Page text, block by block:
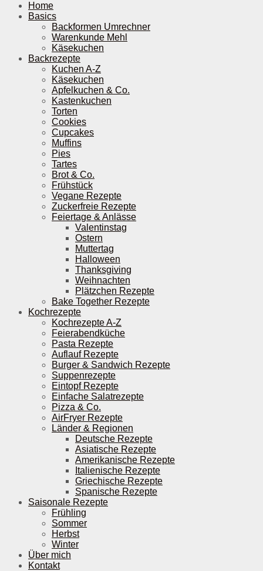
Home
Basics
Backformen Umrechner
Warenkunde Mehl
Käsekuchen
Backrezepte
Kuchen A-Z
Käsekuchen
Apfelkuchen & Co.
Kastenkuchen
Torten
Cookies
Cupcakes
Muffins
Pies
Tartes
Brot & Co.
Frühstück
Vegane Rezepte
Zuckerfreie Rezepte
Feiertage & Anlässe
Valentinstag
Ostern
Muttertag
Halloween
Thanksgiving
Weihnachten
Plätzchen Rezepte
Bake Together Rezepte
Kochrezepte
Kochrezepte A-Z
Feierabendküche
Pasta Rezepte
Auflauf Rezepte
Burger & Sandwich Rezepte
Suppenrezepte
Eintopf Rezepte
Einfache Salatrezepte
Pizza & Co.
AirFryer Rezepte
Länder & Regionen
Deutsche Rezepte
Asiatische Rezepte
Amerikanische Rezepte
Italienische Rezepte
Griechische Rezepte
Spanische Rezepte
Saisonale Rezepte
Frühling
Sommer
Herbst
Winter
Über mich
Kontakt